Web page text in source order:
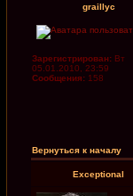
graillyc
Зарегистрирован: Вт
05.01.2010, 23:59
Сообщения: 158
Вернуться к началу
Exceptional